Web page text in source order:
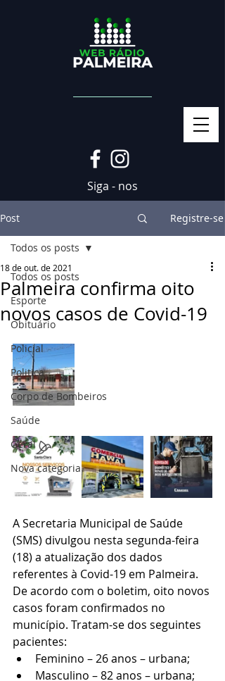
Siga - nos
Post Registre-se
Todos os posts
Esporte
Obituário
Policial
Politica
Corpo de Bombeiros
Saúde
Geral
Nova categoria
Todos os posts
Palmeira confirma oito
novos casos de Covid-19
18 de out. de 2021
A Secretaria Municipal de Saúde
(SMS) divulgou nesta segunda-feira
(18) a atualização dos dados
referentes à Covid-19 em Palmeira.
De acordo com o boletim, oito novos
casos foram confirmados no
município. Tratam-se dos seguintes
pacientes:
Feminino – 26 anos – urbana;
Masculino – 82 anos – urbana;